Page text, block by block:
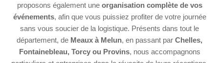
proposons également une organisation complète de vos
événements, afin que vous puissiez profiter de votre journée
sans vous soucier de la logistique. Présents dans tout le
département, de Meaux à Melun, en passant par Chelles,
Fontainebleau, Torcy ou Provins, nous accompagnons